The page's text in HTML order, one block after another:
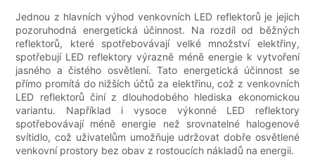
Jednou z hlavních výhod venkovních LED reflektorů je jejich
pozoruhodná energetická účinnost. Na rozdíl od běžných
reflektorů, které spotřebovávají velké množství elektřiny,
spotřebují LED reflektory výrazně méně energie k vytvoření
jasného a čistého osvětlení. Tato energetická účinnost se
přímo promítá do nižších účtů za elektřinu, což z venkovních
LED reflektorů činí z dlouhodobého hlediska ekonomickou
variantu. Například i vysoce výkonné LED reflektory
spotřebovávají méně energie než srovnatelné halogenové
svítidlo, což uživatelům umožňuje udržovat dobře osvětlené
venkovní prostory bez obav z rostoucích nákladů na energii.